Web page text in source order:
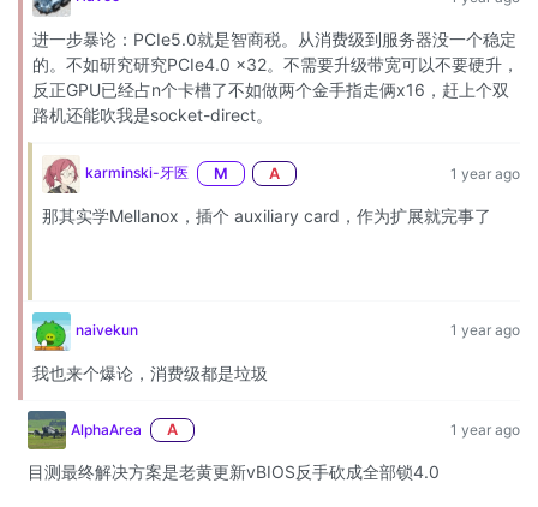
进一步暴论：PCIe5.0就是智商税。从消费级到服务器没一个稳定
的。不如研究研究PCIe4.0 x32。不需要升级带宽可以不要硬升，
反正GPU已经占n个卡槽了不如做两个金手指走俩x16，赶上个双
路机还能吹我是socket-direct。
karminski-牙医 M A 1 year ago
那其实学Mellanox，插个 auxiliary card，作为扩展就完事了
naivekun 1 year ago
我也来个爆论，消费级都是垃圾
AlphaArea A 1 year ago
目测最终解决方案是老黄更新vBIOS反手砍成全部锁4.0